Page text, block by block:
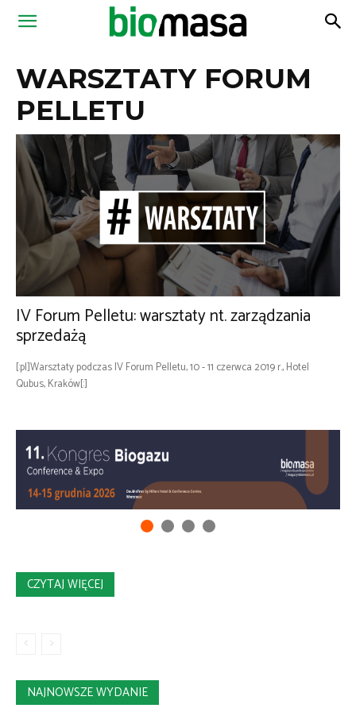
Magazyn
WARSZTATY FORUM
PELLETU
IV Forum Pelletu: warsztaty nt. zarządzania
sprzedażą
[:pl]Warsztaty podczas IV Forum Pelletu, 10 - 11 czerwca 2019 r., Hotel
Qubus, Kraków[:]
CZYTAJ WIĘCEJ
NAJNOWSZE WYDANIE